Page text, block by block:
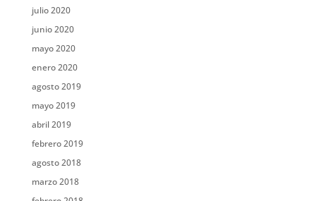
julio 2020
junio 2020
mayo 2020
enero 2020
agosto 2019
mayo 2019
abril 2019
febrero 2019
agosto 2018
marzo 2018